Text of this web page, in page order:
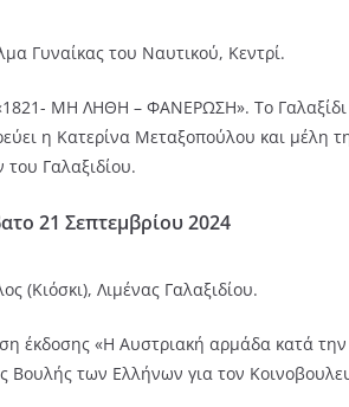
Γυναίκας του Ναυτικού, Κεντρί.
ΜΗ ΛΗΘΗ – ΦΑΝΕΡΩΣΗ». Το
η Κατερίνα Μεταξοπούλου και μέλη
του Γαλαξιδίου.
21 Σεπτεμβρίου 2024
(Κιόσκι), Λιμένας Γαλαξιδίου.
έκδοσης «Η Αυστριακή αρμάδα κατά
Βουλής των Ελλήνων για τον